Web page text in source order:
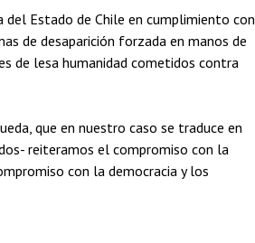
del Estado de Chile en cumplimiento con
de desaparición forzada en manos de
de lesa humanidad cometidos contra
que en nuestro caso se traduce en
reiteramos el compromiso con la
con la democracia y los